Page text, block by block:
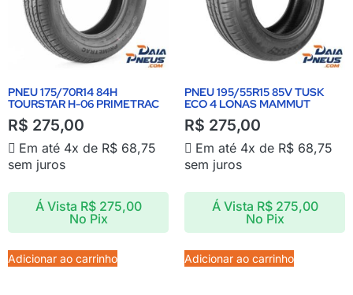
PNEU 175/70R14 84H
TOURSTAR H-06 PRIMETRAC
R$ 275,00
Em até 4x de R$ 68,75
sem juros
Á Vista R$275,00
No Pix
Adicionar ao carrinho
PNEU 195/55R15 85V TUSK
ECO 4 LONAS MAMMUT
R$ 275,00
Em até 4x de R$ 68,75
sem juros
Á Vista R$275,00
No Pix
Adicionar ao carrinho